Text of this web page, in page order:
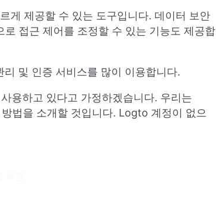
게 제공할 수 있는 도구입니다. 데이터 보안
접근 제어를 조정할 수 있는 기능도 제공합
및 인증 서비스를 많이 이용합니다.
용하고 있다고 가정하겠습니다. 우리는
법을 소개할 것입니다. Logto 계정이 없으